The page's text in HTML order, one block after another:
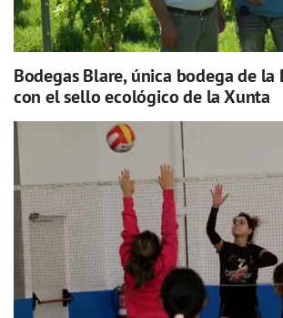
Bodegas Blare, única bodega de la
con el sello ecológico de la Xunta